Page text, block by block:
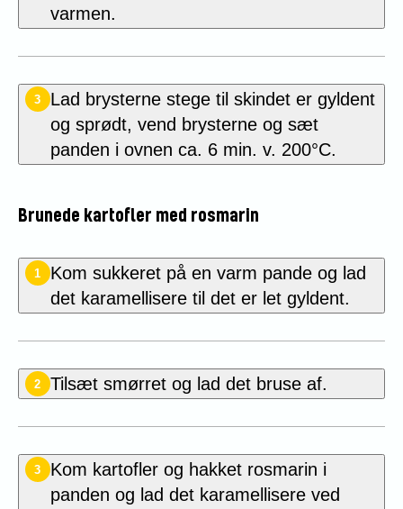
varmen.
3
Lad brysterne stege til skindet er gyldent
og sprødt, vend brysterne og sæt
panden i ovnen ca. 6 min. v. 200°C.
Brunede kartofler med rosmarin
1
Kom sukkeret på en varm pande og lad
det karamellisere til det er let gyldent.
2 Tilsæt smørret og lad det bruse af.
3
Kom kartofler og hakket rosmarin i
panden og lad det karamellisere ved